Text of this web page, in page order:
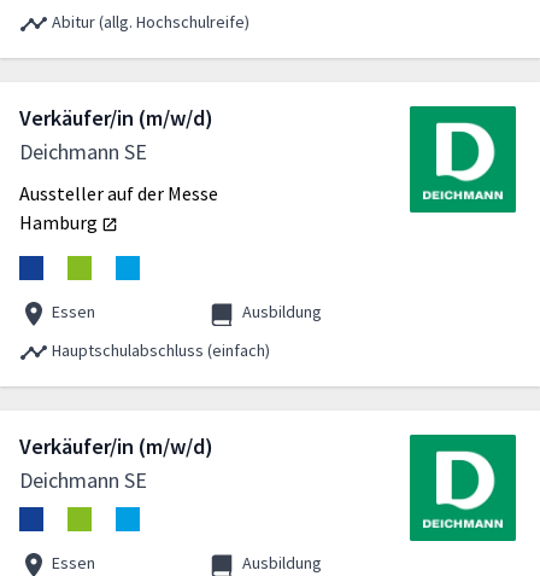
Abitur (allg. Hochschulreife)
Verkäufer/in (m/w/d)
Deichmann SE
Aussteller auf der Messe
Hamburg
Essen
Ausbildung
Hauptschulabschluss (einfach)
Verkäufer/in (m/w/d)
Deichmann SE
Essen
Ausbildung